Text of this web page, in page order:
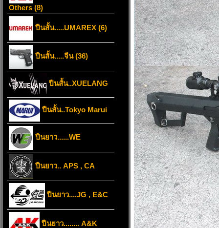
Others (8)
ปืนสั้น.....UMAREX (6)
ปืนสั้น.....จีน (36)
ปืนสั้น..XUELANG
ปืนสั้น..Tokyo Marui
ปืนยาว......WE
ปืนยาว.. APS , CA
ปืนยาว....JG , E&C
ปืนยาว........ A&K